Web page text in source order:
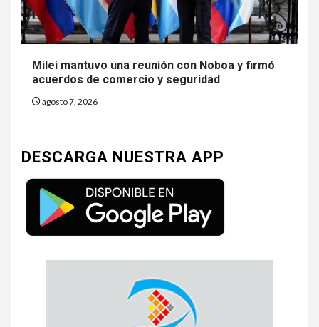
Milei mantuvo una reunión con Noboa y firmó
acuerdos de comercio y seguridad
agosto 7, 2026
DESCARGA NUESTRA APP